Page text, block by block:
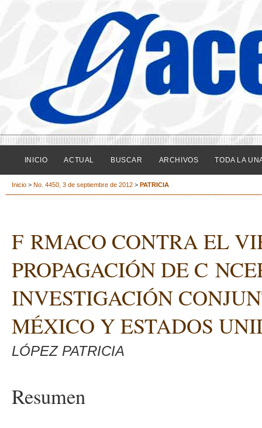
INICIO ACTUAL BUSCAR ARCHIVOS TODA LA
Inicio > No. 4450, 3 de septiembre de 2012 > PATRICIA
F RMACO CONTRA EL
PROPAGACIÓN DE C
INVESTIGACIÓN
MÉXICO Y ESTADOS
LÓPEZ PATRICIA
Resumen